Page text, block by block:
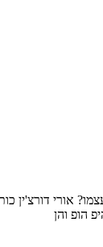
אורי
הופ והן